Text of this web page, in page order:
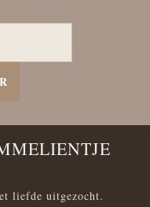
liefde uitgezocht.